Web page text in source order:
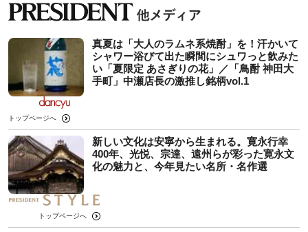
真夏は「大人のラムネ系焼酎」を！汗かいて
シャワー浴びて出た瞬間にシュワっと飲みた
い「夏限定 あさぎりの花」／「鳥酎 神田大
手町」中瀬店長の激推し銘柄vol.1
トップページへ
新しい文化は安寧から生まれる。寛永行幸
400年、光悦、宗達、遠州らが彩った寛永文
化の魅力と、今年見たい名所・名作選
トップページへ